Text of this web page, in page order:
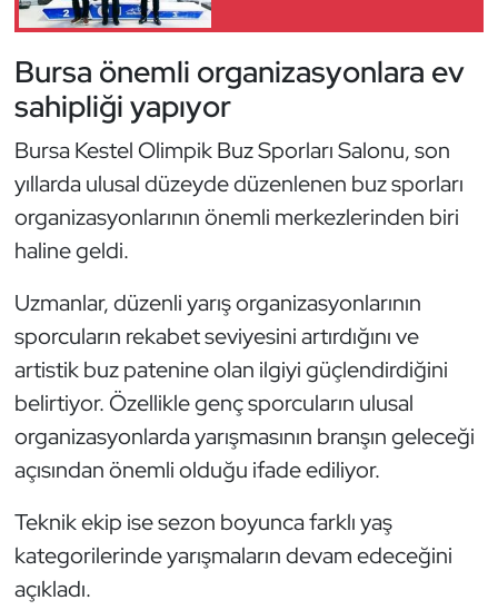
Bursa önemli organizasyonlara ev
sahipliği yapıyor
Bursa Kestel Olimpik Buz Sporları Salonu, son
yıllarda ulusal düzeyde düzenlenen buz sporları
organizasyonlarının önemli merkezlerinden biri
haline geldi.
Uzmanlar, düzenli yarış organizasyonlarının
sporcuların rekabet seviyesini artırdığını ve
artistik buz patenine olan ilgiyi güçlendirdiğini
belirtiyor. Özellikle genç sporcuların ulusal
organizasyonlarda yarışmasının branşın geleceği
açısından önemli olduğu ifade ediliyor.
Teknik ekip ise sezon boyunca farklı yaş
kategorilerinde yarışmaların devam edeceğini
açıkladı.
Okçuluk
Optimist
Oryantiring
Özel Sporcular
Paralimpik
Ragbi
Satranç
Su Topu
Sualtı Sporları
Tekvando
Tenis